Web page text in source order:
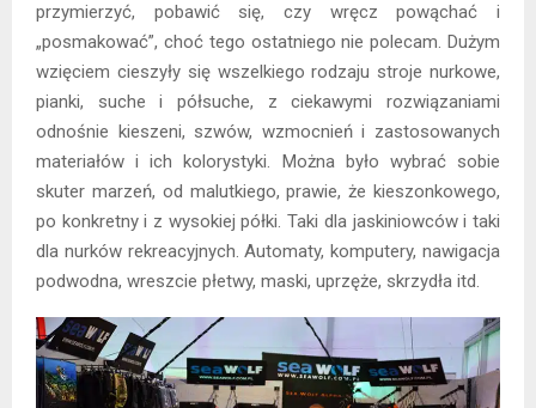
przymierzyć, pobawić się, czy wręcz powąchać i
„posmakować”, choć tego ostatniego nie polecam. Dużym
wzięciem cieszyły się wszelkiego rodzaju stroje nurkowe,
pianki, suche i półsuche, z ciekawymi rozwiązaniami
odnośnie kieszeni, szwów, wzmocnień i zastosowanych
materiałów i ich kolorystyki. Można było wybrać sobie
skuter marzeń, od malutkiego, prawie, że kieszonkowego,
po konkretny i z wysokiej półki. Taki dla jaskiniowców i taki
dla nurków rekreacyjnych. Automaty, komputery, nawigacja
podwodna, wreszcie płetwy, maski, uprzęże, skrzydła itd.